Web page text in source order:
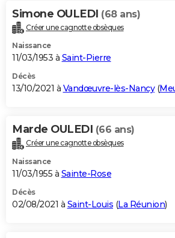
Simone OULEDI (68 ans)
Créer une cagnotte obsèques
Naissance
11/03/1953 à Saint-Pierre
Décès
13/10/2021 à Vandœuvre-lès-Nancy(
Marde OULEDI (66 ans)
Créer une cagnotte obsèques
Naissance
11/03/1955 à Sainte-Rose
Décès
02/08/2021 à Saint-Louis (La Réunion)